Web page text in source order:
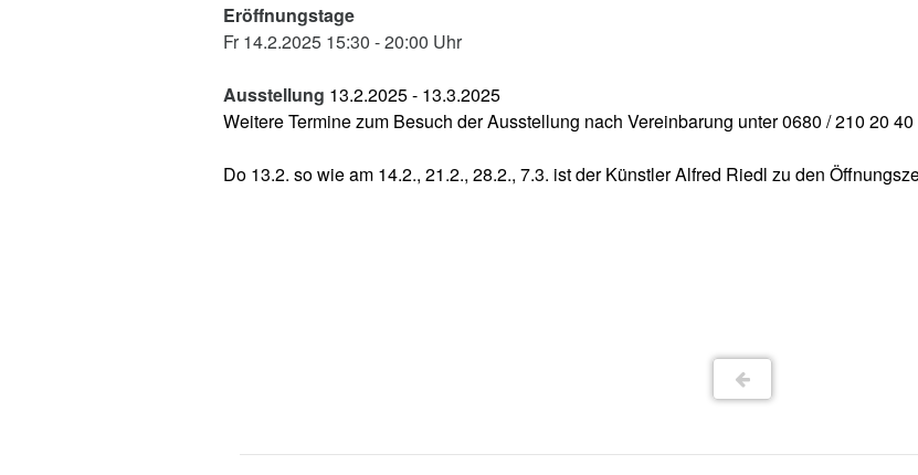
Eröffnungstage
Fr 14.2.2025 15:30 - 20:00 Uhr
Ausstellung 13.2.2025 - 13.3.2025
Weitere Termine zum Besuch der Ausstellung nach Vereinbarung unter 0680 / 210 20 40
Do 13.2. so wie am 14.2., 21.2., 28.2., 7.3. ist der Künstler Alfred Riedl zu den